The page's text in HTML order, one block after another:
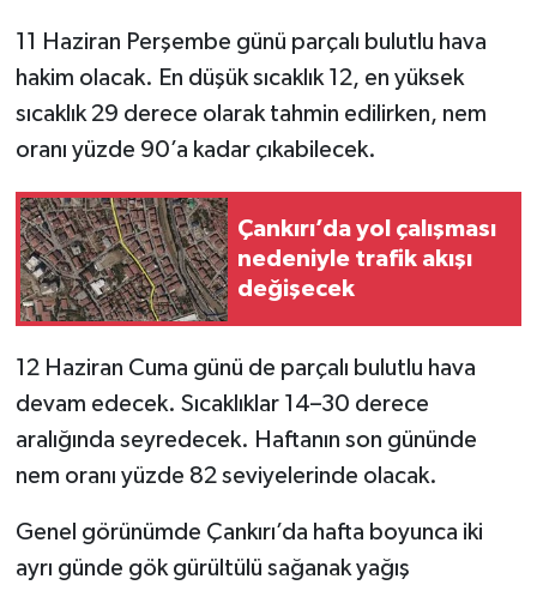
11 Haziran Perşembe günü parçalı bulutlu hava
hakim olacak. En düşük sıcaklık 12, en yüksek
sıcaklık 29 derece olarak tahmin edilirken, nem
oranı yüzde 90’a kadar çıkabilecek.
Çankırı’da yol çalışması
nedeniyle trafik akışı
değişecek
12 Haziran Cuma günü de parçalı bulutlu hava
devam edecek. Sıcaklıklar 14–30 derece
aralığında seyredecek. Haftanın son gününde
nem oranı yüzde 82 seviyelerinde olacak.
Genel görünümde Çankırı’da hafta boyunca iki
ayrı günde gök gürültülü sağanak yağış